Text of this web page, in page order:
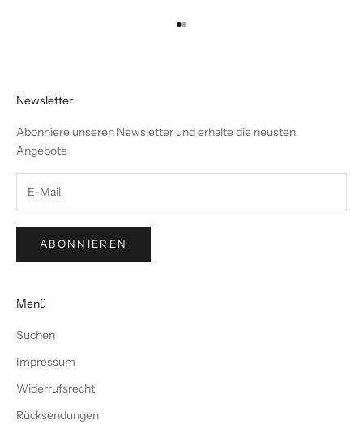
Gehe zu Element 1
Gehe zu Element 2
Newsletter
Abonniere unseren Newsletter und erhalte die neusten
Angebote
ABONNIEREN
Menü
Suchen
Impressum
Widerrufsrecht
Rücksendungen